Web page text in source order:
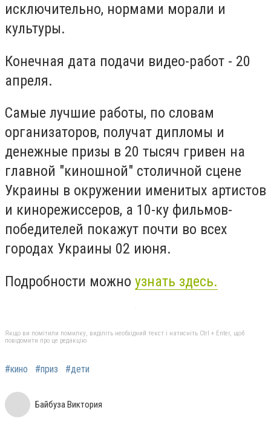
исключительно, нормами морали и
культуры.
Конечная дата подачи видео-работ - 20
апреля.
Самые лучшие работы, по словам
организаторов, получат дипломы и
денежные призы в 20 тысяч гривен на
главной "киношной" столичной сцене
Украины в окружении именитых артистов
и кинорежиссеров, а 10-ку фильмов-
победителей покажут почти во всех
городах Украины 02 июня.
Подробности можно узнать здесь.
Якщо ви помітили помилку, виділіть необхідний текст і натисніть Ctrl + Enter, щоб
повідомити про це редакцію
#кино #приз #дети
Байбуза Виктория